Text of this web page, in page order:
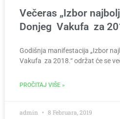
Večeras „Izbor
Donjeg Vakufa za
Godišnja manifestacija „Izbor
Vakufa za 2018.“ održat će se
PROČITAJ VIŠE »
admin 8 Februara, 2019